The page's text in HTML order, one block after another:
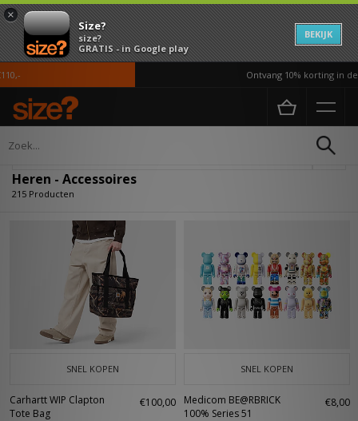
×
Size?
size?
GRATIS - in Google play
BEKIJK
Ontvang 10% korting in de APP*
Home Heren
Heren - Accessoires
215 Producten
SNEL KOPEN
Carhartt WIP Clapton
Tote Bag
€100,00
SNEL KOPEN
Medicom BE@RBRICK
100% Series 51
€8,00